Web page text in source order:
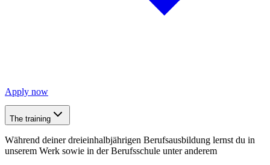
Apply now
The training
Während deiner dreieinhalbjährigen Berufsausbildung lernst du in
unserem Werk sowie in der Berufsschule unter anderem